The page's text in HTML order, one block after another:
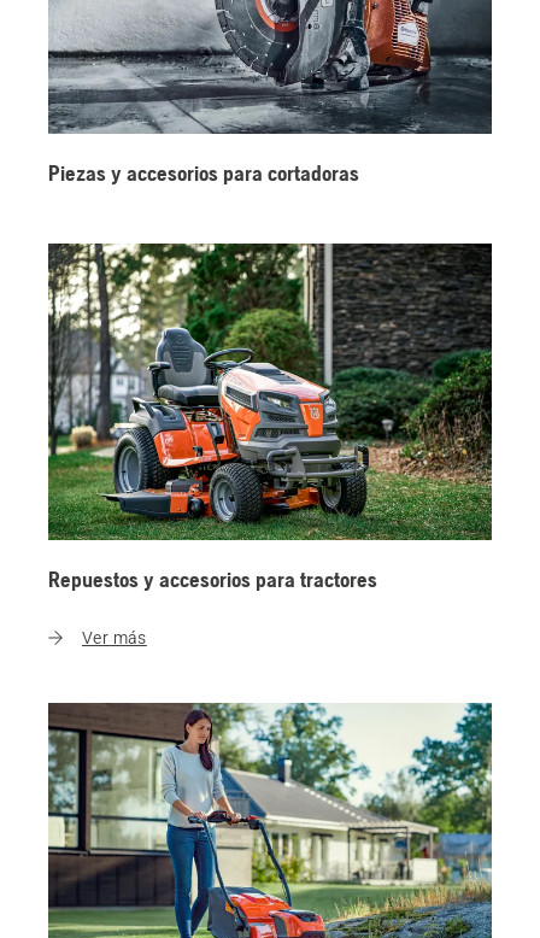
Piezas y accesorios para cortadoras
Repuestos y accesorios para tractores
Ver más